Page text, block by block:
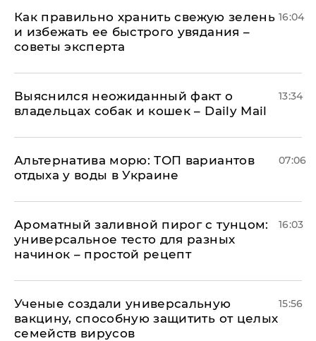
Как правильно хранить свежую зелень
и избежать ее быстрого увядания –
советы эксперта
16:04
Выяснился неожиданный факт о
владельцах собак и кошек – Daily Mail
13:34
Альтернатива морю: ТОП вариантов
отдыха у воды в Украине
07:06
Ароматный заливной пирог с тунцом:
универсальное тесто для разных
начинок – простой рецепт
16:03
Ученые создали универсальную
вакцину, способную защитить от целых
семейств вирусов
15:56